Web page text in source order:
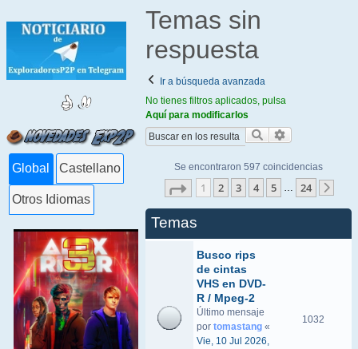
Global Castellano
Otros Idiomas
Temas sin
respuesta
Ir a búsqueda avanzada
No tienes filtros aplicados, pulsa
Aquí para modificarlos
Buscar
Se encontraron 597 coincidencias
Página de 24
1 2 3 4 5 … 24
Temas
Busco rips
de cintas
VHS en DVD-
R / Mpeg-2
Último mensaje
por tomastang «
Vie, 10 Jul 2026,
1032